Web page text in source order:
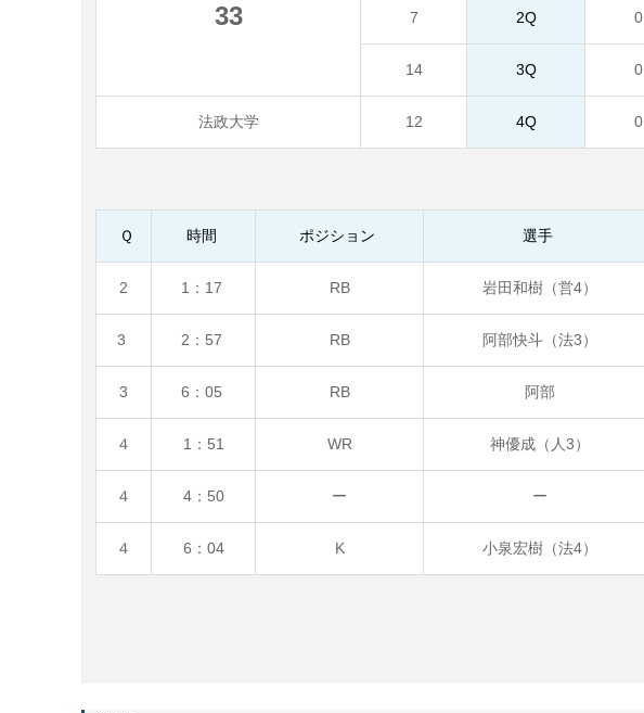
33 7 2Q 0
14 3Q 0
法政大学 12 4Q 0
Ｑ 時間 ポジション 選手
2 1：17 RB 岩田和樹（営4）
3 2：57 RB 阿部快斗（法3）
3 6：05 RB 阿部
４ 1：51 WR 神優成（人3）
４ 4：50 ー ー
４ 6：04 K 小泉宏樹（法4）